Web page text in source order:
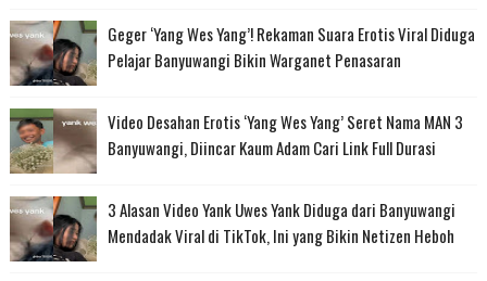
Geger ‘Yang Wes Yang’! Rekaman Suara Erotis Viral Diduga
Pelajar Banyuwangi Bikin Warganet Penasaran
Video Desahan Erotis ‘Yang Wes Yang’ Seret Nama MAN 3
Banyuwangi, Diincar Kaum Adam Cari Link Full Durasi
3 Alasan Video Yank Uwes Yank Diduga dari Banyuwangi
Mendadak Viral di TikTok, Ini yang Bikin Netizen Heboh